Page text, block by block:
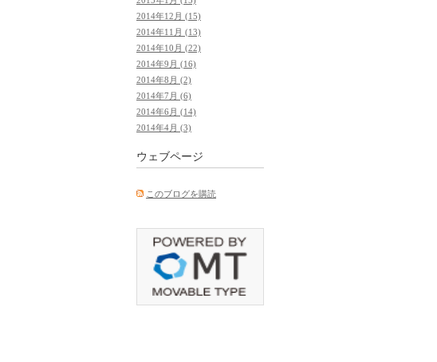
2014年12月 (15)
2014年11月 (13)
2014年10月 (22)
2014年9月 (16)
2014年8月 (2)
2014年7月 (6)
2014年6月 (14)
2014年4月 (3)
ウェブページ
このブログを購読